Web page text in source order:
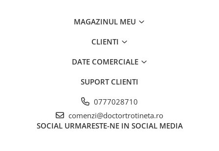
MAGAZINUL MEU
CLIENTI
DATE COMERCIALE
SUPORT CLIENTI
0777028710
comenzi@doctortrotineta.ro
SOCIAL URMARESTE-NE IN SOCIAL MEDIA